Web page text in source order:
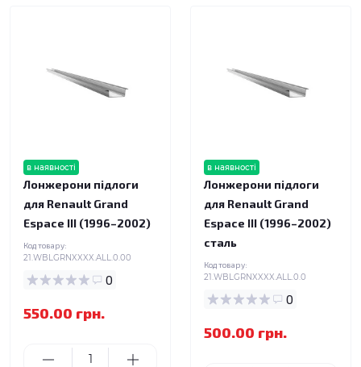
в наявності
Лонжерони підлоги
для Renault Grand
Espace III (1996–2002)
Код товару:
21.WBLGRNXXXX.ALL.0.00
0
550.00 грн.
в наявності
Лонжерони підлоги
для Renault Grand
Espace III (1996–2002)
сталь
Код товару:
21.WBLGRNXXXX.ALL.0.0
0
500.00 грн.